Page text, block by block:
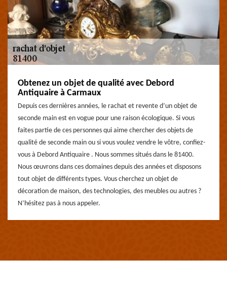
Obtenez un objet de qualité avec Debord
Antiquaire à Carmaux
Depuis ces dernières années, le rachat et revente d’un objet de
seconde main est en vogue pour une raison écologique. Si vous
faites partie de ces personnes qui aime chercher des objets de
qualité de seconde main ou si vous voulez vendre le vôtre, confiez-
vous à Debord Antiquaire . Nous sommes situés dans le 81400.
Nous œuvrons dans ces domaines depuis des années et disposons
tout objet de différents types. Vous cherchez un objet de
décoration de maison, des technologies, des meubles ou autres ?
N’hésitez pas à nous appeler.